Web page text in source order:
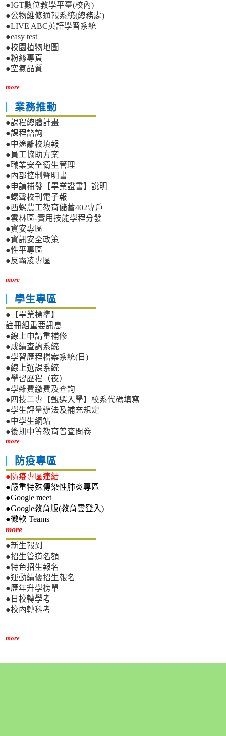
●IGT數位教學平臺(校內)
●公物維修通報系統(總務處)
●LIVE ABC英語學習系統
●easy test
●校園植物地圖
●粉絲專頁
●空氣品質
more
業務推動
●課程總體計畫
●課程諮詢
●中途離校填報
●員工協助方案
●職業安全衛生管理
●內部控制聲明書
●申請補發【畢業證書】說明
●螺聲校刊電子報
●西螺農工教育儲蓄402專戶
●雲林區-實用技能學程分發
●資安專區
●資訊安全政策
●性平專區
●反霸凌專區
more
學生專區
●【畢業標準】
註冊組重要訊息
●線上申請重補修
●成績查詢系統
●學習歷程檔案系統(日)
●線上選課系統
●學習歷程（夜）
●學雜費繳費及查詢
●四技二專【甄選入學】校系代碼填寫
●學生評量辦法及補充規定
●中學生網站
●後期中等教育普查問卷
more
防疫專區
●防疫專區連結
●嚴重特殊傳染性肺炎專區
●Google meet
●Google教育版(教育雲登入)
●微軟 Teams
more新生專區
●新生報到
●招生管道名額
●特色招生報名
●運動績優招生報名
●歷年升學榜單
●日校轉學考
●校內轉科考
more